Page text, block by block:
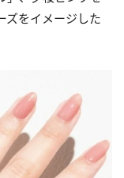
ズをイメージした